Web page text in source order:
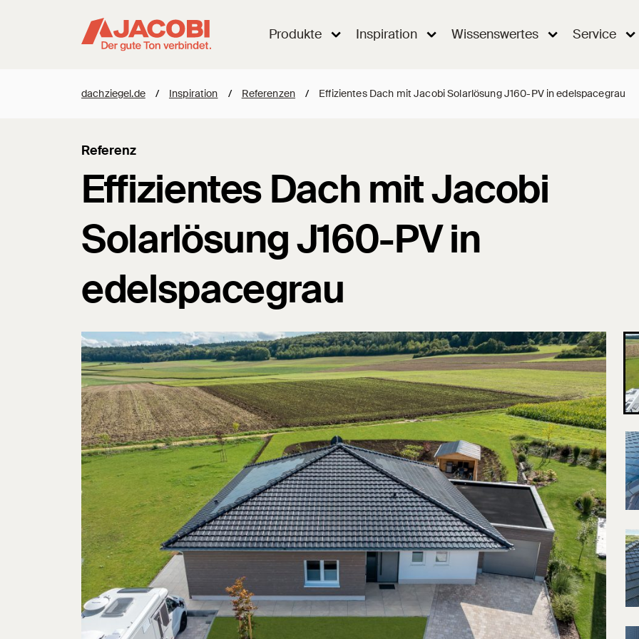
Produkte Inspiration Wissenswertes Service
dachziegel.de / Inspiration / Referenzen / Effizientes Dach mit Jacobi Solarlösung J160-PV in edelspacegrau
Effizientes Dach mit Jacobi
Solarlösung J160-PV in
edelspacegrau
Referenz